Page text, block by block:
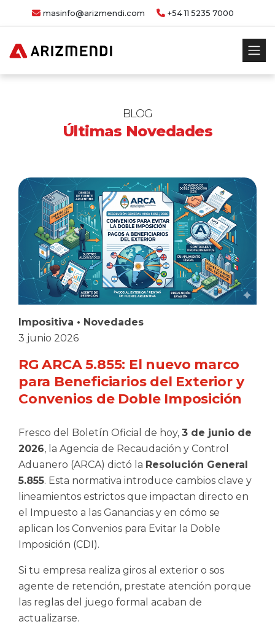
masinfo@arizmendi.com +54 11 5235 7000
BLOG
Últimas Novedades
Impositiva • Novedades
3 junio 2026
RG ARCA 5.855: El nuevo marco
para Beneficiarios del Exterior y
Convenios de Doble Imposición
Fresco del Boletín Oficial de hoy, 3 de junio de
2026, la Agencia de Recaudación y Control
Aduanero (ARCA) dictó la Resolución General
5.855. Esta normativa introduce cambios clave y
lineamientos estrictos que impactan directo en
el Impuesto a las Ganancias y en cómo se
aplican los Convenios para Evitar la Doble
Imposición (CDI).
Si tu empresa realiza giros al exterior o sos
agente de retención, prestate atención porque
las reglas del juego formal acaban de
actualizarse.